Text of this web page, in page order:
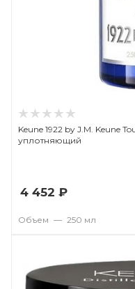
Keune 1922 by J.M. Keune
уплотняющий
4 452 ₽
Объем — 250 мл